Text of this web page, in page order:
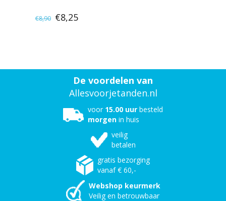
€8,90 €8,25
De voordelen van
Allesvoorjetanden.nl
voor 15.00 uur besteld
morgen in huis
veilig
betalen
gratis bezorging
vanaf € 60,-
Webshop keurmerk
Veilig en betrouwbaar